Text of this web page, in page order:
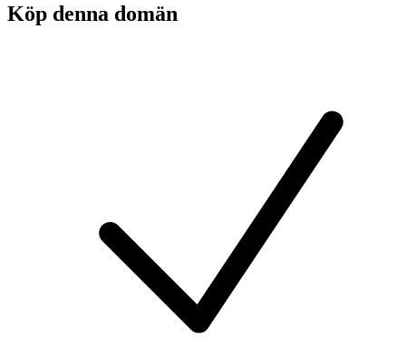
Köp denna domän